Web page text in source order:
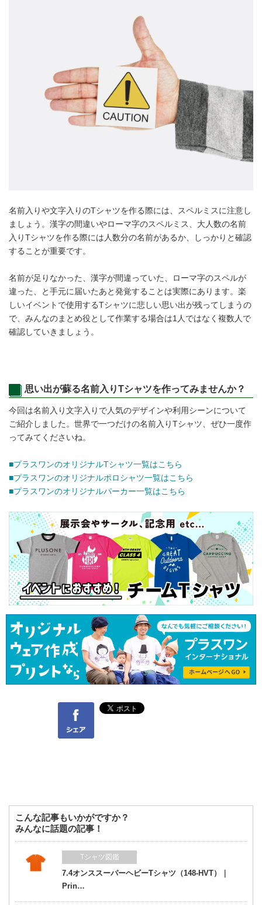
名前入りや文字入りのTシャツを作る際には、スペルミスに注意し
ましょう。漢字の間違いやローマ字のスペルミス、大人数の名前
入りTシャツを作る際には人数分の名前があるか、しっかりと確認
することが重要です。
名前が足りなかった、漢字が間違っていた、ローマ字のスペルが
違った、と手元に届いたあと発覚することは実際にあります。楽
しいイベントで使用するTシャツに悲しい思い出が残ってしまうの
で、みんなのまとめ役として作業する場合は1人ではなく複数人で
確認していきましょう。
思い出が蘇る名前入りTシャツを作ってみませんか？
今回は名前入り文字入りで人気のデザインや利用シーンについて
ご紹介しました。世界で一つだけの名前入りTシャツ、ぜひ一度作
ってみてくださいね。
■プラスワンのオリジナルTシャツ一覧はこちら
■プラスワンのオリジナルポロシャツ一覧はこちら
■プラスワンのオリジナルパーカー一覧はこちら
Facebook
こんな記事もいかがですか？
みんなに話題の記事！
Tシャツ図鑑
7.4オンススーパーヘビーTシャツ（148-HVT）｜
Prin…